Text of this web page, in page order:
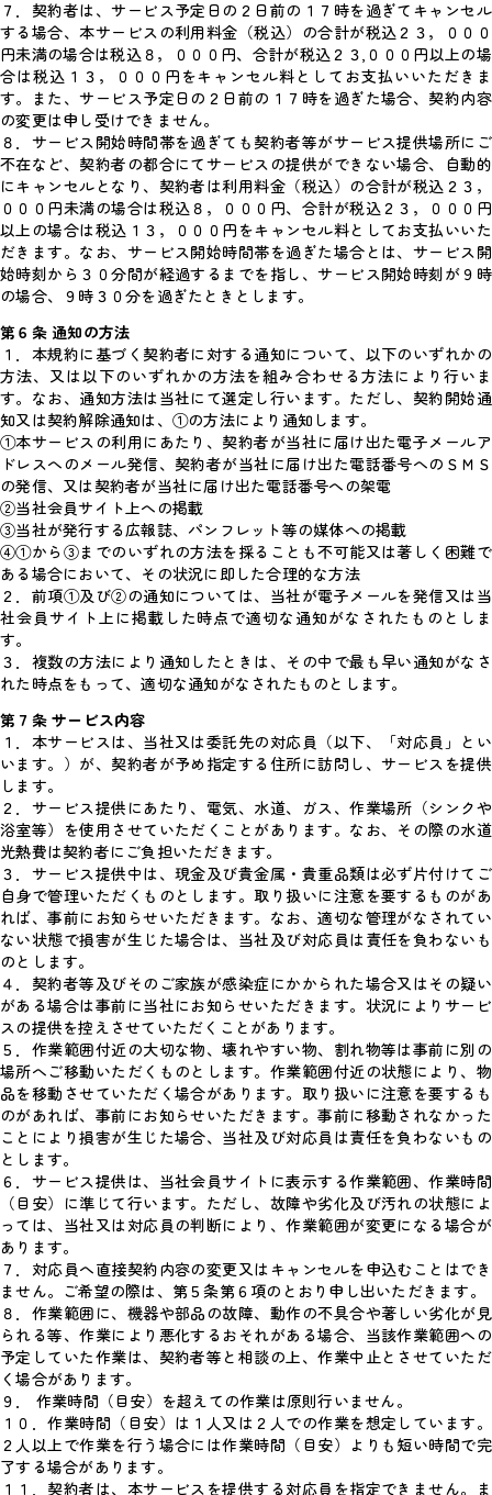
７．契約者は、サービス予定日の２日前の１７時を過ぎてキャンセル
する場合、本サービスの利用料金（税込）の合計が税込２３，０００
円未満の場合は税込８，０００円、合計が税込２３,０００円以上の場
合は税込１３，０００円をキャンセル料としてお支払いいただきま
す。また、サービス予定日の２日前の１７時を過ぎた場合、契約内容
の変更は申し受けできません。
８．サービス開始時間帯を過ぎても契約者等がサービス提供場所にご
不在など、契約者の都合にてサービスの提供ができない場合、自動的
にキャンセルとなり、契約者は利用料金（税込）の合計が税込２３，
０００円未満の場合は税込８，０００円、合計が税込２３，０００円
以上の場合は税込１３，０００円をキャンセル料としてお支払いいた
だきます。なお、サービス開始時間帯を過ぎた場合とは、サービス開
始時刻から３０分間が経過するまでを指し、サービス開始時刻が９時
の場合、９時３０分を過ぎたときとします。
第６条 通知の方法
１．本規約に基づく契約者に対する通知について、以下のいずれかの
方法、又は以下のいずれかの方法を組み合わせる方法により行いま
す。なお、通知方法は当社にて選定し行います。ただし、契約開始通
知又は契約解除通知は、①の方法により通知します。
①本サービスの利用にあたり、契約者が当社に届け出た電子メールア
ドレスへのメール発信、契約者が当社に届け出た電話番号へのＳＭＳ
の発信、又は契約者が当社に届け出た電話番号への架電
②当社会員サイト上への掲載
③当社が発行する広報誌、パンフレット等の媒体への掲載
④①から③までのいずれの方法を採ることも不可能又は著しく困難で
ある場合において、その状況に即した合理的な方法
２．前項①及び②の通知については、当社が電子メールを発信又は当
社会員サイト上に掲載した時点で適切な通知がなされたものとしま
す。
３．複数の方法により通知したときは、その中で最も早い通知がなさ
れた時点をもって、適切な通知がなされたものとします。
第７条 サービス内容
１．本サービスは、当社又は委託先の対応員（以下、「対応員」とい
います。）が、契約者が予め指定する住所に訪問し、サービスを提供
します。
２．サービス提供にあたり、電気、水道、ガス、作業場所（シンクや
浴室等）を使用させていただくことがあります。なお、その際の水道
光熱費は契約者にご負担いただきます。
３．サービス提供中は、現金及び貴金属・貴重品類は必ず片付けてご
自身で管理いただくものとします。取り扱いに注意を要するものがあ
れば、事前にお知らせいただきます。なお、適切な管理がなされてい
ない状態で損害が生じた場合は、当社及び対応員は責任を負わないも
のとします。
４．契約者等及びそのご家族が感染症にかかられた場合又はその疑い
がある場合は事前に当社にお知らせいただきます。状況によりサービ
スの提供を控えさせていただくことがあります。
５．作業範囲付近の大切な物、壊れやすい物、割れ物等は事前に別の
場所へご移動いただくものとします。作業範囲付近の状態により、物
品を移動させていただく場合があります。取り扱いに注意を要するも
のがあれば、事前にお知らせいただきます。事前に移動されなかった
ことにより損害が生じた場合、当社及び対応員は責任を負わないもの
とします。
６．サービス提供は、当社会員サイトに表示する作業範囲、作業時間
（目安）に準じて行います。ただし、故障や劣化及び汚れの状態によ
っては、当社又は対応員の判断により、作業範囲が変更になる場合が
あります。
７．対応員へ直接契約内容の変更又はキャンセルを申込むことはでき
ません。ご希望の際は、第５条第６項のとおり申し出いただきます。
８．作業範囲に、機器や部品の故障、動作の不具合や著しい劣化が見
られる等、作業により悪化するおそれがある場合、当該作業範囲への
予定していた作業は、契約者等と相談の上、作業中止とさせていただ
く場合があります。
９． 作業時間（目安）を超えての作業は原則行いません。
１０．作業時間（目安）は１人又は２人での作業を想定しています。
２人以上で作業を行う場合には作業時間（目安）よりも短い時間で完
了する場合があります。
１１．契約者は、本サービスを提供する対応員を指定できません。ま